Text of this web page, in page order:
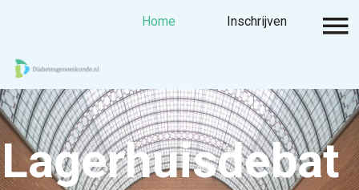
Inschrijven Inloggen
Home Inschrijven
Lagerhuisdebat